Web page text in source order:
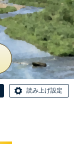
読み上げ設定